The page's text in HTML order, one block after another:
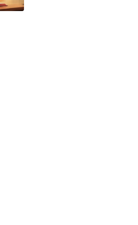
na coisa errada
teremos praticado nossa